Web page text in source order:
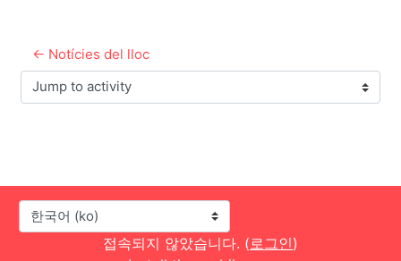
← Notícies del lloc
Jump to activity
언어
접속되지 않았습니다. (로그인)